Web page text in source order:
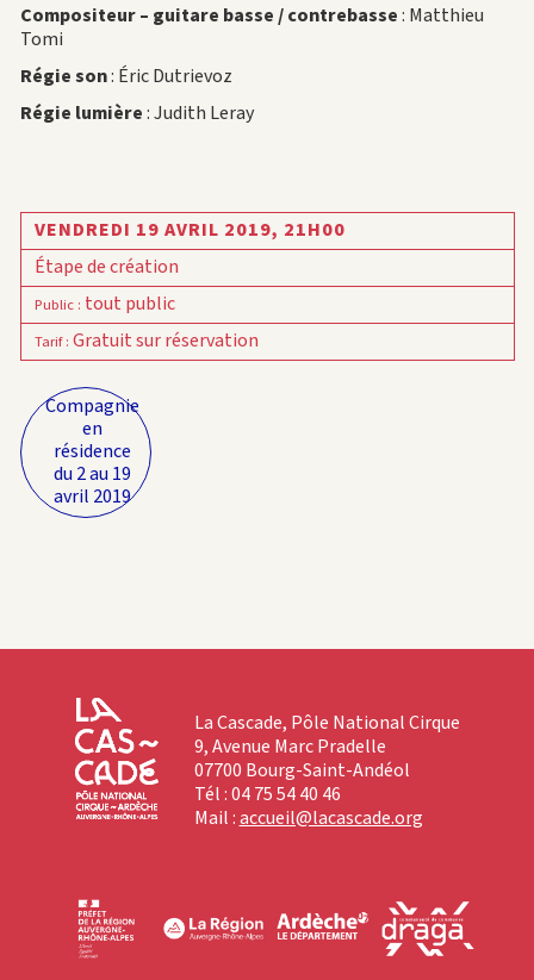
Compositeur – guitare basse / contrebasse: Matthieu
Tomi
Régie son: Éric Dutrievoz
Régie lumière: Judith Leray
VENDREDI 19 AVRIL 2019, 21H00
Étape de création
Public: tout public
Tarif: Gratuit sur réservation
Compagnie
en
résidence
du 2 au 19
avril 2019
La Cascade, Pôle National Cirque
9, Avenue Marc Pradelle
07700 Bourg-Saint-Andéol
Tél : 04 75 54 40 46
Mail :accueil@lacascade.org